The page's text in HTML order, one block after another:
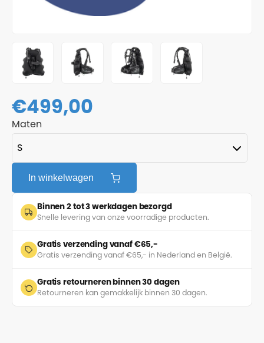
€499,00
Maten
In winkelwagen
Binnen 2 tot 3 werkdagen bezorgd
Snelle levering van onze voorradige producten.
Gratis verzending vanaf €65,-
Gratis verzending vanaf €65,- in Nederland en België.
Gratis retourneren binnen 30 dagen
Retourneren kan gemakkelijk binnen 30 dagen.